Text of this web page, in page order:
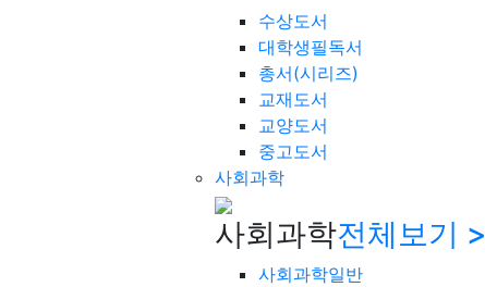
수상도서
대학생필독서
총서(시리즈)
교재도서
교양도서
중고도서
사회과학
사회과학전체보기 >
사회과학일반